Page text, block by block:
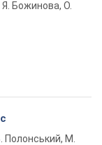
Я. Божинова, О.
Полонський, М.